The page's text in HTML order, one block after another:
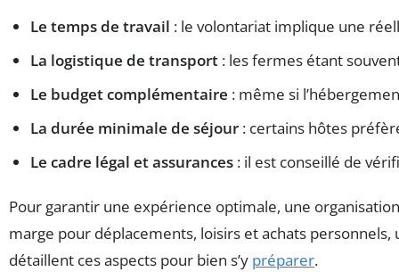
Le temps de travail : le volontariat implique une
La logistique de transport : les fermes étant
Le budget complémentaire : même si
La durée minimale de séjour : certains hôtes
Le cadre légal et assurances : il est conseillé de
Pour garantir une expérience optimale, une
marge pour déplacements, loisirs et achats
détaillent ces aspects pour bien s’y préparer.